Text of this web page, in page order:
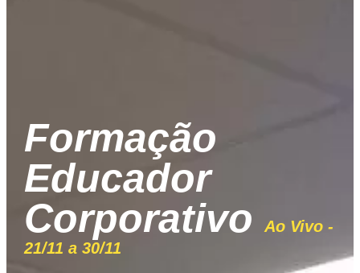
Formação
Educador
Corporativo
Ao Vivo -
21/11 a 30/11